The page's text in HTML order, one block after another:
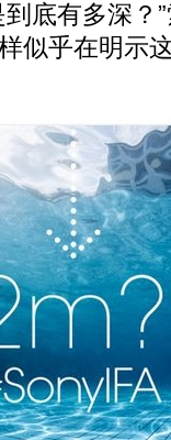
底有多深？
似乎在明示